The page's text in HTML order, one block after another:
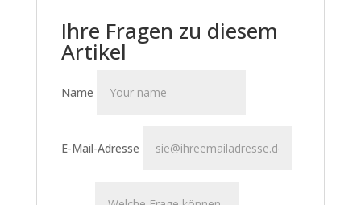
Ihre Fragen zu diesem
Artikel
Name
E-Mail-Adresse